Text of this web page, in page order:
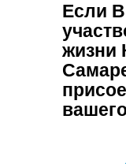
Если
жизни